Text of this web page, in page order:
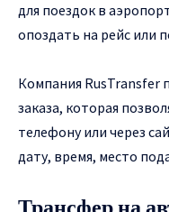
для поездок в
опоздать на рейс или
Компания RusTransfer
заказа, которая
телефону или через
дату, время, место